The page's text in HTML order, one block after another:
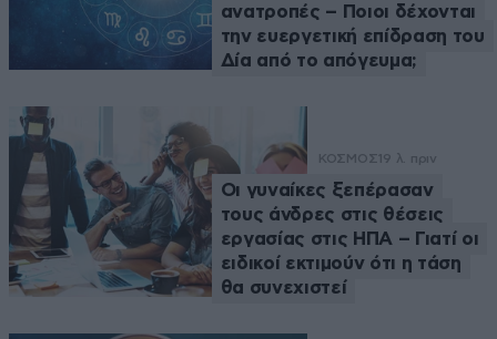
ανατροπές – Ποιοι δέχονται
την ευεργετική επίδραση του
Δία από το απόγευμα;
ΚΟΣΜΟΣ 19 λ. πριν
Οι γυναίκες ξεπέρασαν
τους άνδρες στις θέσεις
εργασίας στις ΗΠΑ – Γιατί οι
ειδικοί εκτιμούν ότι η τάση
θα συνεχιστεί